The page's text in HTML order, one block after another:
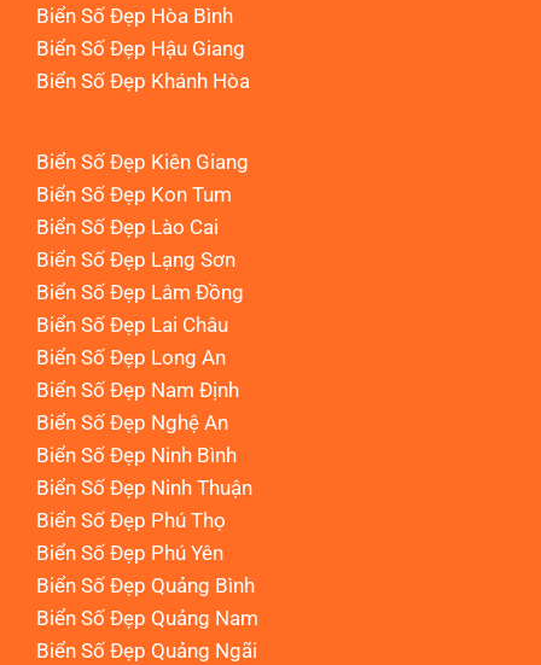
Biển Số Đẹp Hòa Bình
Biển Số Đẹp Hậu Giang
Biển Số Đẹp Khánh Hòa
Biển Số Đẹp Kiên Giang
Biển Số Đẹp Kon Tum
Biển Số Đẹp Lào Cai
Biển Số Đẹp Lạng Sơn
Biển Số Đẹp Lâm Đồng
Biển Số Đẹp Lai Châu
Biển Số Đẹp Long An
Biển Số Đẹp Nam Định
Biển Số Đẹp Nghệ An
Biển Số Đẹp Ninh Bình
Biển Số Đẹp Ninh Thuận
Biển Số Đẹp Phú Thọ
Biển Số Đẹp Phú Yên
Biển Số Đẹp Quảng Bình
Biển Số Đẹp Quảng Nam
Biển Số Đẹp Quảng Ngãi